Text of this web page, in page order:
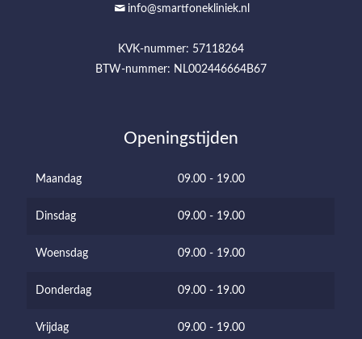
info@smartfonekliniek.nl
KVK-nummer: 57118264
BTW-nummer: NL002446664B67
Openingstijden
Maandag 09.00 - 19.00
Dinsdag 09.00 - 19.00
Woensdag 09.00 - 19.00
Donderdag 09.00 - 19.00
Vrijdag 09.00 - 19.00